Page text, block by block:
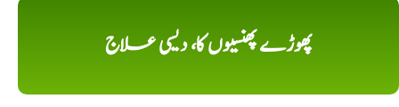
پھوڑے پھنسیوں کا، دیسی علاج